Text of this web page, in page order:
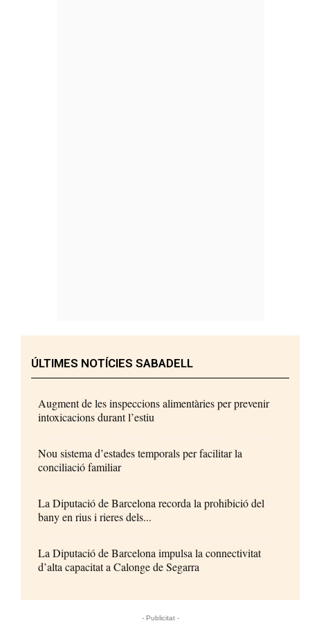
ÚLTIMES NOTÍCIES SABADELL
Augment de les inspeccions alimentàries per prevenir
intoxicacions durant l’estiu
Nou sistema d’estades temporals per facilitar la
conciliació familiar
La Diputació de Barcelona recorda la prohibició del
bany en rius i rieres dels...
La Diputació de Barcelona impulsa la connectivitat
d’alta capacitat a Calonge de Segarra
- Publicitat -